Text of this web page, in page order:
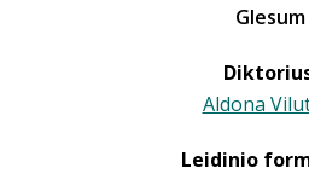
Glesum
Aldona
Leidinio